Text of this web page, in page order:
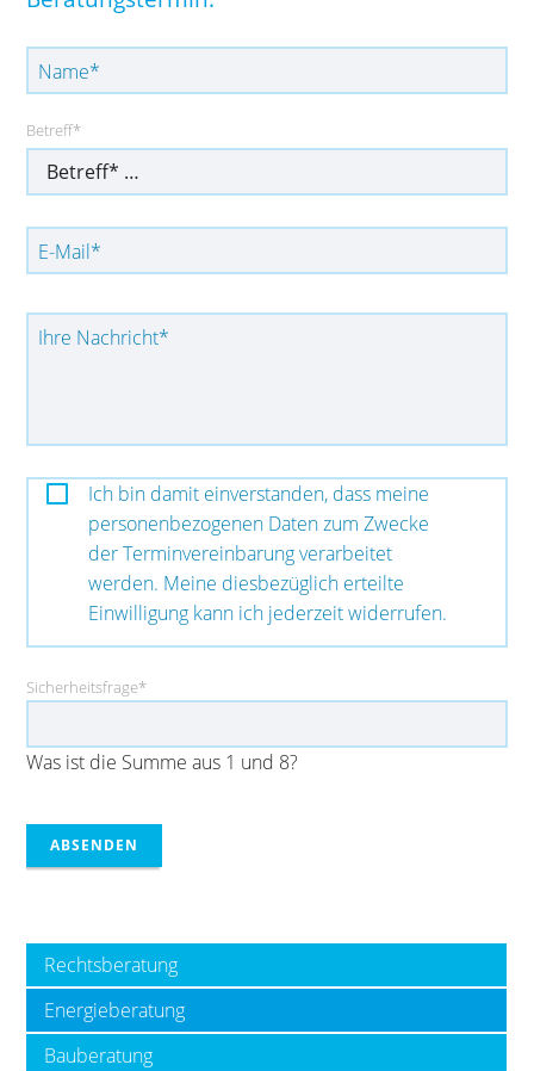
Pflichtfeld
Name*
Pflichtfeld
Betreff*
Pflichtfeld
E-Mail*
Pflichtfeld
Ihre Nachricht*
Ich bin damit einverstanden, dass meine
personenbezogenen Daten zum Zwecke
der Terminvereinbarung verarbeitet
werden. Meine diesbezüglich erteilte
Einwilligung kann ich jederzeit widerrufen.
Pflichtfeld
Sicherheitsfrage*
Was ist die Summe aus 1 und 8?
ABSENDEN
Rechtsberatung
Energieberatung
Bauberatung